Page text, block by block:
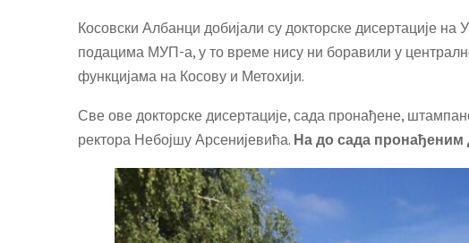
Косовски Албанци добијали су докторске дисертације
подацима МУП-а, у то време нису ни боравили у
функцијама на Косову и Метохији.
Све ове докторске дисертације, сада пронађене,
ректора Небојшу Арсенијевића.На до сада пронађеним